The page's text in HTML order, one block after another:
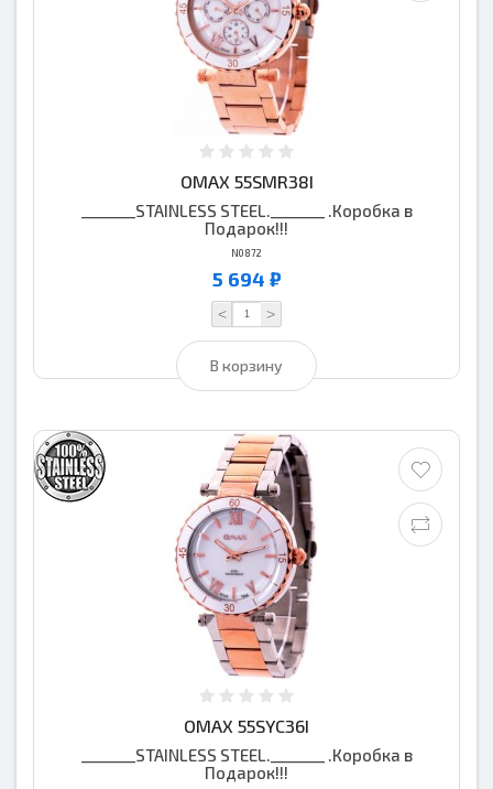
OMAX 55SMR38I
_______STAINLESS STEEL._______ .Коробка в
Подарок!!!
N0872
5 694 ₽
< >
В корзину
OMAX 55SYC36I
_______STAINLESS STEEL._______ .Коробка в
Подарок!!!